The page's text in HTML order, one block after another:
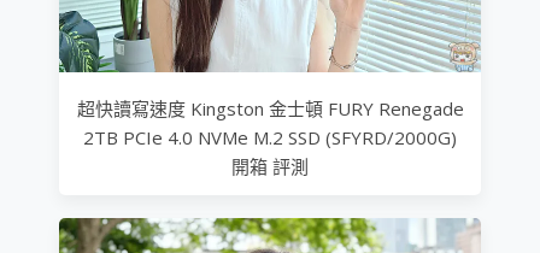
超快讀寫速度 Kingston 金士頓 FURY Renegade
2TB PCIe 4.0 NVMe M.2 SSD (SFYRD/2000G)
開箱 評測